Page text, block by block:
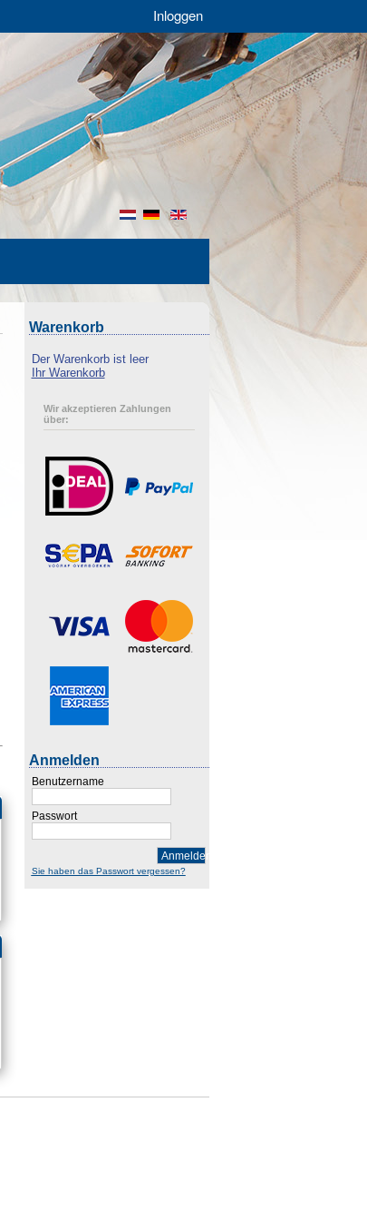
Inloggen
en
de
nl
Warenkorb
Der Warenkorb ist leer
Ihr Warenkorb
Wir akzeptieren Zahlungen
über:
Anmelden
Benutzername
Passwort
Anmelden
Sie haben das Passwort vergessen?